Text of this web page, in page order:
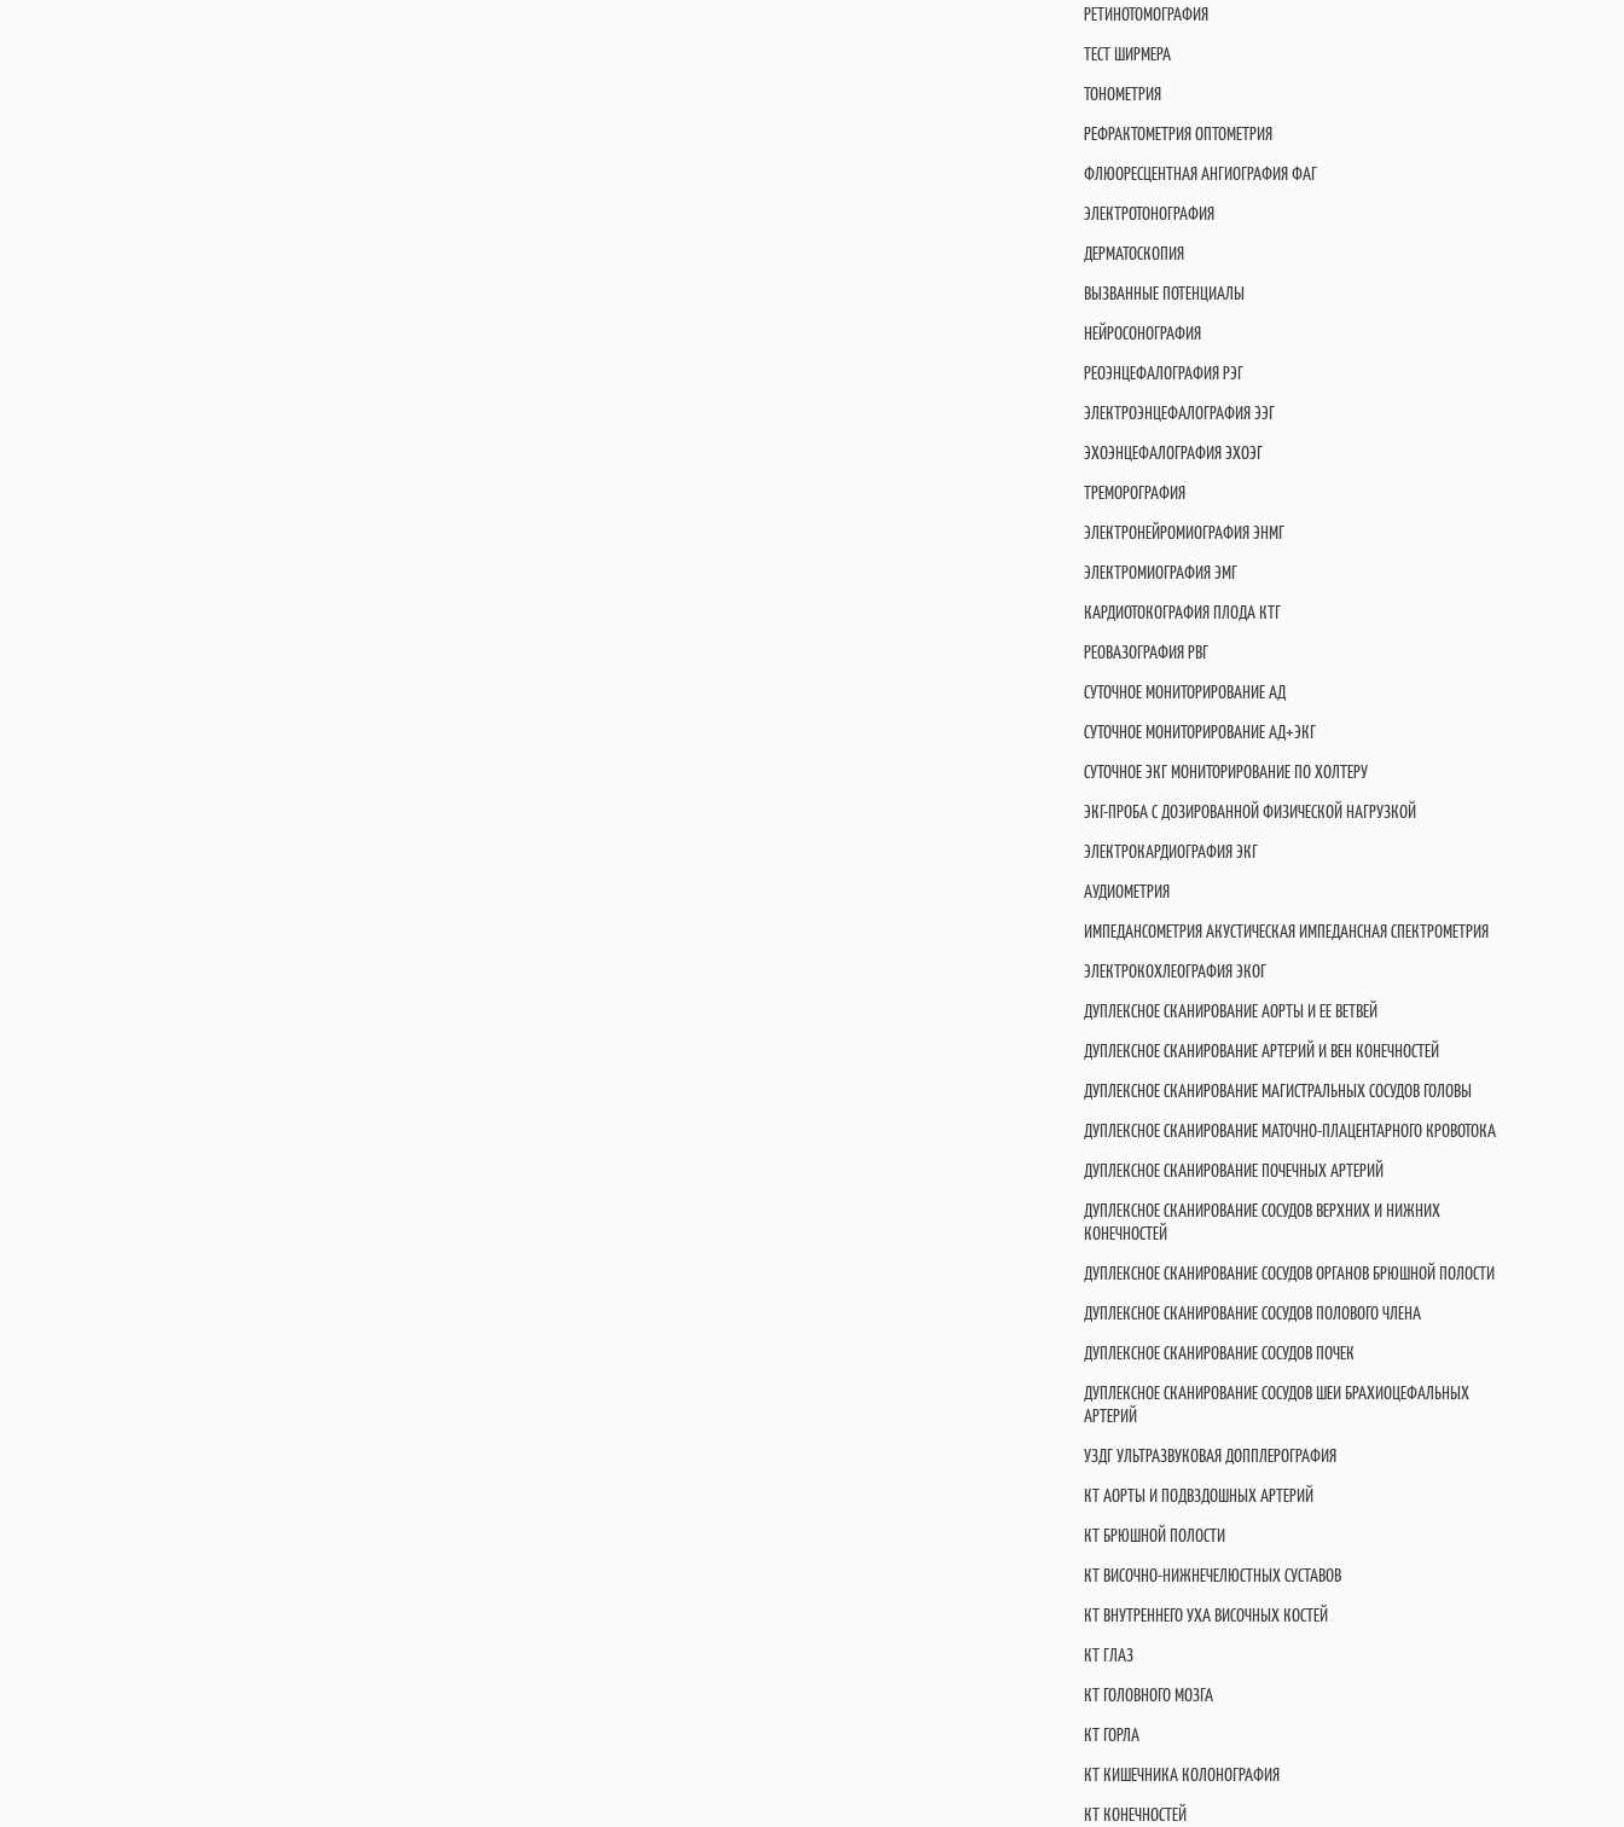
РЕТИНОТОМОГРАФИЯ
ТЕСТ ШИРМЕРА
ТОНОМЕТРИЯ
РЕФРАКТОМЕТРИЯ ОПТОМЕТРИЯ
ФЛЮОРЕСЦЕНТНАЯ АНГИОГРАФИЯ ФАГ
ЭЛЕКТРОТОНОГРАФИЯ
ДЕРМАТОСКОПИЯ
ВЫЗВАННЫЕ ПОТЕНЦИАЛЫ
НЕЙРОСОНОГРАФИЯ
РЕОЭНЦЕФАЛОГРАФИЯ РЭГ
ЭЛЕКТРОЭНЦЕФАЛОГРАФИЯ ЭЭГ
ЭХОЭНЦЕФАЛОГРАФИЯ ЭХОЭГ
ТРЕМОРОГРАФИЯ
ЭЛЕКТРОНЕЙРОМИОГРАФИЯ ЭНМГ
ЭЛЕКТРОМИОГРАФИЯ ЭМГ
КАРДИОТОКОГРАФИЯ ПЛОДА КТГ
РЕОВАЗОГРАФИЯ РВГ
СУТОЧНОЕ МОНИТОРИРОВАНИЕ АД
СУТОЧНОЕ МОНИТОРИРОВАНИЕ АД+ЭКГ
СУТОЧНОЕ ЭКГ МОНИТОРИРОВАНИЕ ПО ХОЛТЕРУ
ЭКГ-ПРОБА С ДОЗИРОВАННОЙ ФИЗИЧЕСКОЙ НАГРУЗКОЙ
ЭЛЕКТРОКАРДИОГРАФИЯ ЭКГ
АУДИОМЕТРИЯ
ИМПЕДАНСОМЕТРИЯ АКУСТИЧЕСКАЯ ИМПЕДАНСНАЯ СПЕКТРОМЕТРИЯ
ЭЛЕКТРОКОХЛЕОГРАФИЯ ЭКОГ
ДУПЛЕКСНОЕ СКАНИРОВАНИЕ АОРТЫ И ЕЕ ВЕТВЕЙ
ДУПЛЕКСНОЕ СКАНИРОВАНИЕ АРТЕРИЙ И ВЕН КОНЕЧНОСТЕЙ
ДУПЛЕКСНОЕ СКАНИРОВАНИЕ МАГИСТРАЛЬНЫХ СОСУДОВ ГОЛОВЫ
ДУПЛЕКСНОЕ СКАНИРОВАНИЕ МАТОЧНО-ПЛАЦЕНТАРНОГО КРОВОТОКА
ДУПЛЕКСНОЕ СКАНИРОВАНИЕ ПОЧЕЧНЫХ АРТЕРИЙ
ДУПЛЕКСНОЕ СКАНИРОВАНИЕ СОСУДОВ ВЕРХНИХ И НИЖНИХ
КОНЕЧНОСТЕЙ
ДУПЛЕКСНОЕ СКАНИРОВАНИЕ СОСУДОВ ОРГАНОВ БРЮШНОЙ ПОЛОСТИ
ДУПЛЕКСНОЕ СКАНИРОВАНИЕ СОСУДОВ ПОЛОВОГО ЧЛЕНА
ДУПЛЕКСНОЕ СКАНИРОВАНИЕ СОСУДОВ ПОЧЕК
ДУПЛЕКСНОЕ СКАНИРОВАНИЕ СОСУДОВ ШЕИ БРАХИОЦЕФАЛЬНЫХ
АРТЕРИЙ
УЗДГ УЛЬТРАЗВУКОВАЯ ДОППЛЕРОГРАФИЯ
КТ АОРТЫ И ПОДВЗДОШНЫХ АРТЕРИЙ
КТ БРЮШНОЙ ПОЛОСТИ
КТ ВИСОЧНО-НИЖНЕЧЕЛЮСТНЫХ СУСТАВОВ
КТ ВНУТРЕННЕГО УХА ВИСОЧНЫХ КОСТЕЙ
КТ ГЛАЗ
КТ ГОЛОВНОГО МОЗГА
КТ ГОРЛА
КТ КИШЕЧНИКА КОЛОНОГРАФИЯ
КТ КОНЕЧНОСТЕЙ